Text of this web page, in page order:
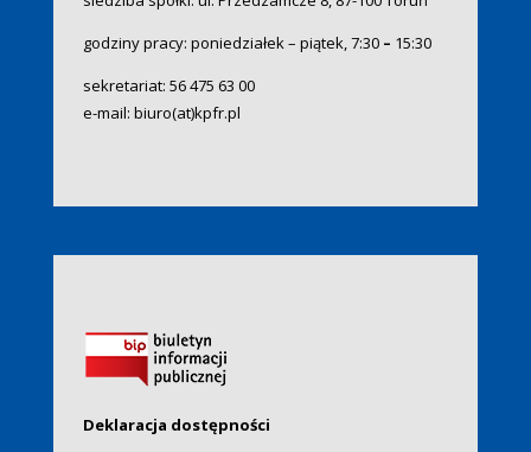
godziny pracy: poniedziałek – piątek, 7:30– 15:30
sekretariat: 56 475 63 00
e-mail: biuro(at)kpfr.pl
Deklaracja dostępności